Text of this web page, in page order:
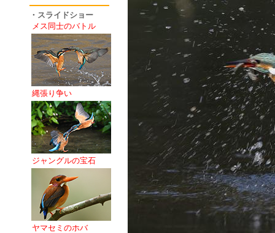
・スライドショー
メス同士のバトル
縄張り争い
ジャングルの宝石
ヤマセミのホバ